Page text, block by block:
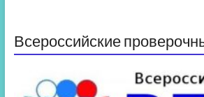
Всероссийские